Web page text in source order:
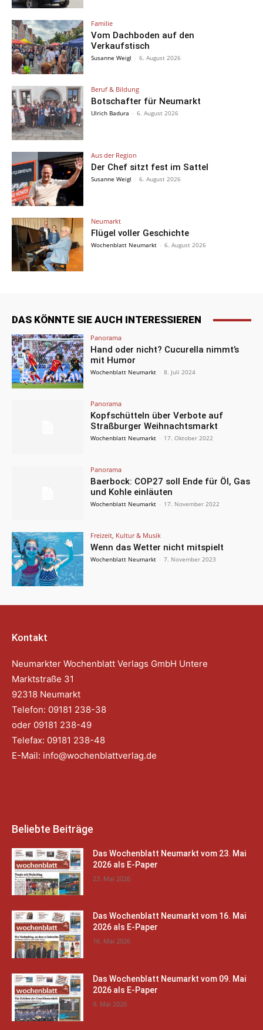
Familie
Vom Dachboden auf den
Verkaufstisch
Susanne Weigl - 6. August 2026
Beruf & Bildung
Botschafter für Neumarkt
Ulrich Badura - 6. August 2026
Aus der Region
Der Chef sitzt fest im Sattel
Susanne Weigl - 6. August 2026
Neumarkt
Flügel voller Geschichte
Wochenblatt Neumarkt - 6. August 2026
DAS KÖNNTE SIE AUCH INTERESSIEREN
Panorama
Hand oder nicht? Cucurella nimmt’s
mit Humor
Wochenblatt Neumarkt - 8. Juli 2024
Panorama
Kopfschütteln über Verbote auf
Straßburger Weihnachtsmarkt
Wochenblatt Neumarkt - 17. Oktober 2022
Panorama
Baerbock: COP27 soll Ende für Öl, Gas
und Kohle einläuten
Wochenblatt Neumarkt - 17. November 2022
Freizeit, Kultur & Musik
Wenn das Wetter nicht mitspielt
Wochenblatt Neumarkt - 7. November 2023
Kontakt
Neumarkter Wochenblatt Verlags GmbH Untere
Marktstraße 31
92318 Neumarkt
Telefon: 09181 238-38
oder 09181 238-49
Telefax: 09181 238-48
E-Mail: info@wochenblattverlag.de
Beliebte Beiträge
Das Wochenblatt Neumarkt vom 23. Mai
2026 als E-Paper
23. Mai 2026
Das Wochenblatt Neumarkt vom 16. Mai
2026 als E-Paper
16. Mai 2026
Das Wochenblatt Neumarkt vom 09. Mai
2026 als E-Paper
9. Mai 2026